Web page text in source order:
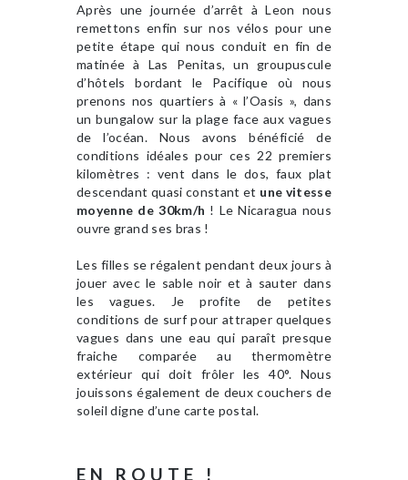
Après une journée d’arrêt à Leon nous
remettons enfin sur nos vélos pour une
petite étape qui nous conduit en fin de
matinée à Las Penitas, un groupuscule
d’hôtels bordant le Pacifique où nous
prenons nos quartiers à « l’Oasis », dans
un bungalow sur la plage face aux vagues
de l’océan. Nous avons bénéficié de
conditions idéales pour ces 22 premiers
kilomètres : vent dans le dos, faux plat
descendant quasi constant et une vitesse
moyenne de 30km/h ! Le Nicaragua nous
ouvre grand ses bras !
Les filles se régalent pendant deux jours à
jouer avec le sable noir et à sauter dans
les vagues. Je profite de petites
conditions de surf pour attraper quelques
vagues dans une eau qui paraît presque
fraiche comparée au thermomètre
extérieur qui doit frôler les 40°. Nous
jouissons également de deux couchers de
soleil digne d’une carte postal.
EN ROUTE !